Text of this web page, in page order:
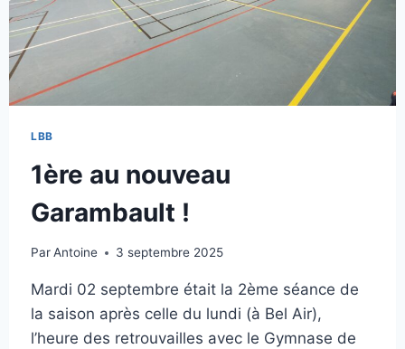
LBB
1ère au nouveau
Garambault !
Par Antoine 3 septembre 2025
Mardi 02 septembre était la 2ème séance de
la saison après celle du lundi (à Bel Air),
l’heure des retrouvailles avec le Gymnase de